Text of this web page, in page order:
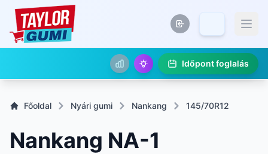
Időpont foglalás
Főoldal Nyári gumi Nankang 145/70R12
Nankang NA-1